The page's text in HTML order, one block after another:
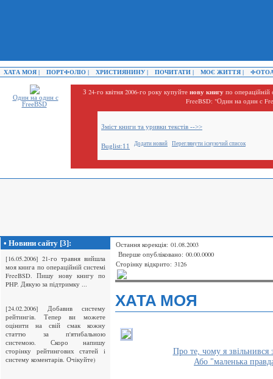
ХАТА МОЯ | ПОРТФОЛІО | ХРИСТИЯНИНУ | ПОЧИТАТИ | МОЄ ЖИТТЯ |
Один на один с
FreeBSD
З 24-го квітня 2006-го року купуйте нову книгу по операційній
FreeBSD: "Один на один с
Зміст книги та уривки текстів -->>
Buglist:11 Додати новий Переглянути існуючий список
• Новини сайту [3]:
[16.05.2006] 21-го травня вийшла
моя книга по операційній системі
FreeBSD. Пишу нову книгу по
PHP. Дякую за підтримку ...
[24.02.2006] Добавив систему
рейтингiв. Тепер ви можете
оцiнити на свiй смак кожну
статтю за п'ятибальною
системою. Скоро напишу
сторiнку рейтингових статей i
систему коментарiв. Очiкуйте)
Остання корекція: 01.08.2003
Вперше опубліковано: 00.00.0000
Сторінку відкрито: 3126
ХАТА МОЯ
Про те, чому я
Або "маленька